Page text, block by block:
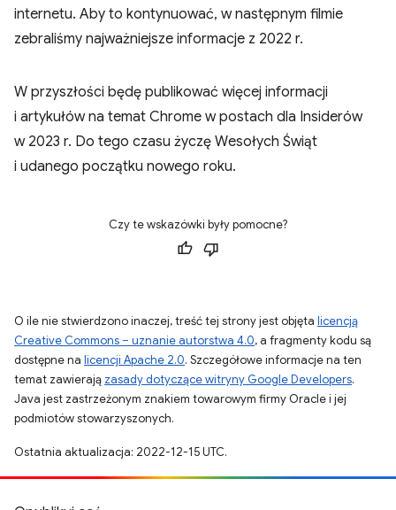
internetu. Aby to kontynuować, w następnym filmie
zebraliśmy najważniejsze informacje z 2022 r.
W przyszłości będę publikować więcej informacji
i artykułów na temat Chrome w postach dla Insiderów
w 2023 r. Do tego czasu życzę Wesołych Świąt
i udanego początku nowego roku.
Czy te wskazówki były pomocne?
O ile nie stwierdzono inaczej, treść tej strony jest objęta licencją
Creative Commons – uznanie autorstwa 4.0, a fragmenty kodu są
dostępne na licencji Apache 2.0. Szczegółowe informacje na ten
temat zawierają zasady dotyczące witryny Google Developers.
Java jest zastrzeżonym znakiem towarowym firmy Oracle i jej
podmiotów stowarzyszonych.
Ostatnia aktualizacja: 2022-12-15 UTC.